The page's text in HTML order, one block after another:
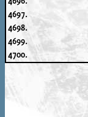
4697.
4698.
4699.
4700.